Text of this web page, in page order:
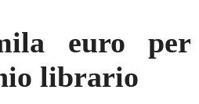
euro per
librario